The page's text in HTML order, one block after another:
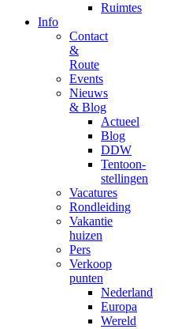
Ruimtes
Info
Contact
&
Route
Events
Nieuws
& Blog
Actueel
Blog
DDW
Tentoon-
stellingen
Vacatures
Rondleiding
Vakantie
huizen
Pers
Verkoop
punten
Nederland
Europa
Wereld